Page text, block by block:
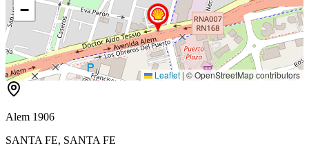
−
Leaflet | © OpenStreetMap contributors
Alem 1906
SANTA FE, SANTA FE